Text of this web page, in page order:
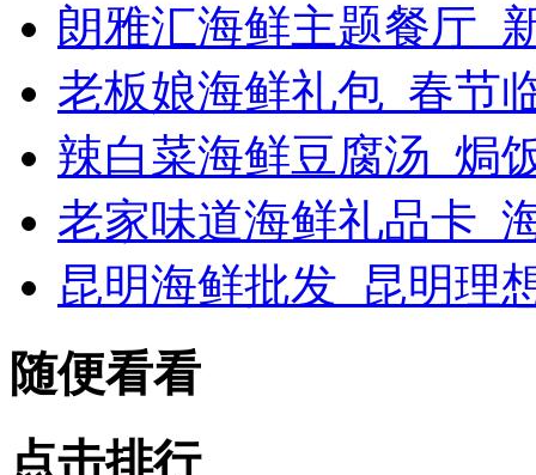
朗雅汇海鲜主题餐厅_
老板娘海鲜礼包_春节
辣白菜海鲜豆腐汤_焗
老家味道海鲜礼品卡_
昆明海鲜批发_昆明理
随便看看
点击排行